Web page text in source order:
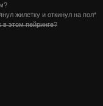
жилетку и откинул на пол*
в этом пейринге?